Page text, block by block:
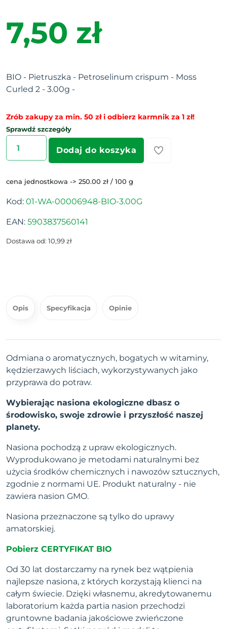
7,50 zł
BIO - Pietruszka - Petroselinum crispum - Moss
Curled 2 - 3.00g -
Zrób zakupy za min. 50 zł i odbierz karmnik za 1 zł!
Sprawdź szczegóły
Dodaj do koszyka
cena jednostkowa -> 250.00 zł / 100 g
Kod: 01-WA-00006948-BIO-3.00G
EAN: 5903837560141
Dostawa od: 10,99 zł
Opis Specyfikacja Opinie
Odmiana o aromatycznych, bogatych w witaminy,
kędzierzawych liściach, wykorzystywanych jako
przyprawa do potraw.
Wybierając nasiona ekologiczne dbasz o
środowisko, swoje zdrowie i przyszłość naszej
planety.
Nasiona pochodzą z upraw ekologicznych.
Wyprodukowano je metodami naturalnymi bez
użycia środków chemicznych i nawozów sztucznych,
zgodnie z normami UE. Produkt naturalny - nie
zawiera nasion GMO.
Nasiona przeznaczone są tylko do uprawy
amatorskiej.
Pobierz CERTYFIKAT BIO
Od 30 lat dostarczamy na rynek bez wątpienia
najlepsze nasiona, z których korzystają klienci na
całym świecie. Dzięki własnemu, akredytowanemu
laboratorium każda partia nasion przechodzi
gruntowne badania jakościowe zwieńczone